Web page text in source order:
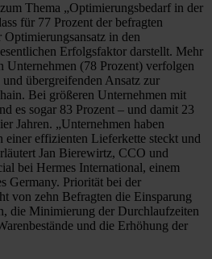
Thema „Optimierungsbedarf in der
für 77 Prozent der befragten
in den
Erfolgsfaktor darstellt. Mehr
Unternehmen (78 Prozent) verfolgen
übergreifenden Ansatz zur
Bei größeren Unternehmen mit
es sogar 83 Prozent – und damit 23
Jahren. „Unternehmen haben
einer effizienten Lieferkette steckt und
Jan Bierewirtz, CCO und
bei Hermes International, einem
Germany. Priorität bei der
von zehn Befragten die Einsparung
die Minimierung der Durchlaufzeiten
und die Erhöhung der